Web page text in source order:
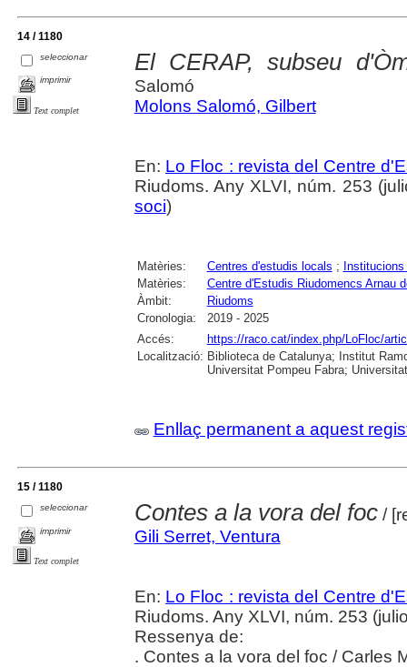
14 / 1180
seleccionar
imprimir
Text complet
El CERAP, subseu
Salomó
Molons Salomó, Gilbert
En: Lo Floc : revista del Centre
Riudoms. Any XLVI, núm. 253
soci)
Matèries: Centres d'estudis locals ;
Matèries:
Centre d'Estudis Riudomencs Arnau
Àmbit:
Riudoms
Cronologia:
2019 - 2025
Accés:
https://raco.cat/index.php/LoFloc/
Localització: Biblioteca de Catalunya; Institut
Universitat Pompeu Fabra;
Enllaç permanent a aquest
15 / 1180
seleccionar
imprimir
Text complet
Contes a la vora del foc/
Gili Serret, Ventura
En: Lo Floc : revista del Centre
Riudoms. Any XLVI, núm. 253
Ressenya de:
. Contes a la vora del foc / Carles